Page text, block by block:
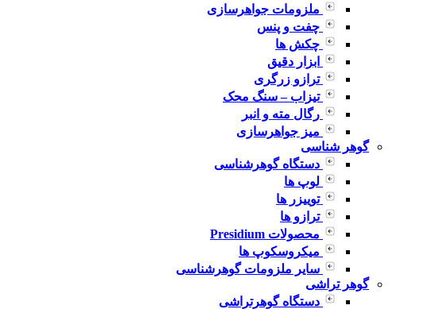
ملزومات جواهرسازی
چفت و پنس
چکش ها
ابزار دقیق
ترازو زرگری
تیزاب – سنگ محک
رگال مته و انبر
میز جواهرسازی
گوهر شناسی
دستگاه گوهرشناسی
لوپ ها
توییزر ها
ترازو ها
محصولات Presidium
میکروسکوپ ها
سایر ملزومات گوهرشناسی
گوهر تراشی
دستگاه گوهرتراشی